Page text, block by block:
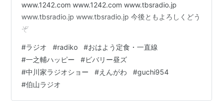
www.1242.com www.1242.com www.tbsradio.jp
www.tbsradio.jp www.tbsradio.jp 今後ともよろしくどう
ぞ
#ラジオ #radiko #おはよう定食・一直線
#一之輔ハッピー #ビバリー昼ズ
#中川家ラジオショー #えんがわ #guchi954
#伯山ラジオ